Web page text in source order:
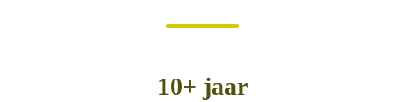
10+ jaar